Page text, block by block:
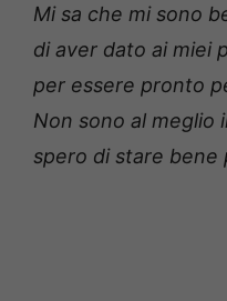
Mi sa che mi sono
di aver dato ai miei
per essere pronto
Non sono al meglio
spero di stare bene